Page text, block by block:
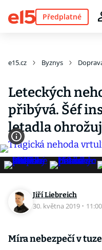
Předplatné
e15.cz Byznys
Leteckých
přibývá. Šéf
letadla
Jiří Liebreich
30. května 2019 · 11:00
Míra nebezpečí v